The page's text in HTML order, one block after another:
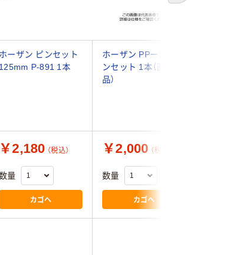
ホーザン ピンセット
125mm P-891 1本
ホーザン PPー136 ピ
ンセット 1本（直送
品）
￥2,180 （税込）
量
カゴへ
￥2,000 （税込）
数量
カゴへ